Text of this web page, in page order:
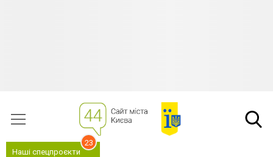
Наші спецпроєкти
23